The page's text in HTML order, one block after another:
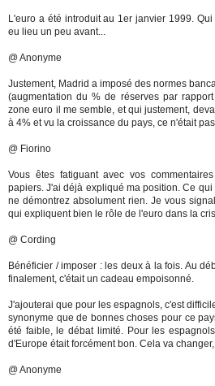
L'euro a été introduit au 1er janvier 1999.
eu lieu un peu avant...
@ Anonyme
Justement, Madrid a imposé des normes
(augmentation du % de réserves par
zone euro il me semble, et qui justement,
à 4% et vu la croissance du pays, ce n'était
@ Fiorino
Vous êtes fatiguant avec vos
papiers. J'ai déjà expliqué ma position. Ce qui
ne démontrez absolument rien. Je vous
qui expliquent bien le rôle de l'euro dans la
@ Cording
Bénéficier / imposer : les deux à la fois. Au
finalement, c'était un cadeau empoisonné.
J'ajouterai que pour les espagnols, c'est
synonyme que de bonnes choses pour ce
été faible, le débat limité. Pour les
d'Europe était forcément bon. Cela va
@ Anonyme